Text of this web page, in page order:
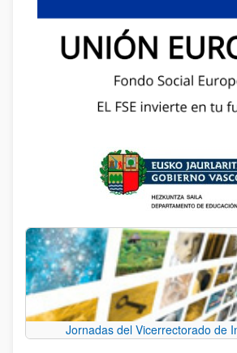
Jornadas del Vicerrectorado de